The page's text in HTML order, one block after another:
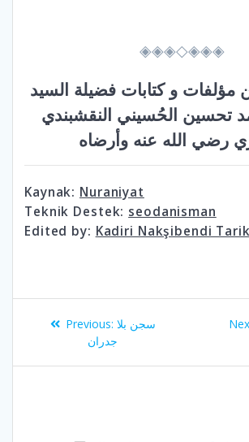
◈◈◈◇◈◈◈
و كتابات فضيلة السيد
تحسين الحُسيني النقشبندي
رضي الله عنه وأرضاه
Kaynak: Nuraniyat
Teknik Destek: seodanisman
Edited by: Kadiri Nakşibendi
Post
navigation
Previous: Previous
post:
سجن بلا
جدران